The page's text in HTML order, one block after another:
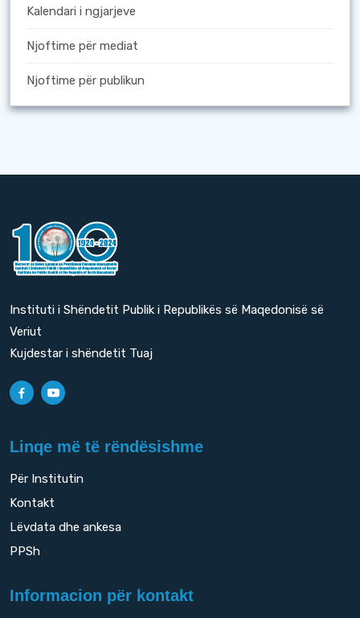
Kalendari i ngjarjeve
Njoftime për mediat
Njoftime për publikun
Instituti i Shëndetit Publik i Republikës së Maqedonisë së
Veriut
Kujdestar i shëndetit Tuaj
Linqe më të rëndësishme
Për Institutin
Kontakt
Lëvdata dhe ankesa
PPSh
Informacion për kontakt